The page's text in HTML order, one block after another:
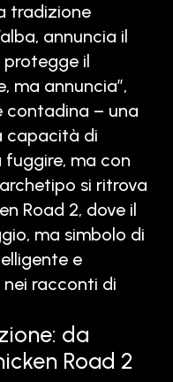
tradizione
annuncia il
protegge il
ma annuncia”,
contadina – una
capacità di
ma con
si ritrova
Road 2, dove il
ma simbolo di
e
racconti di
da
Road 2